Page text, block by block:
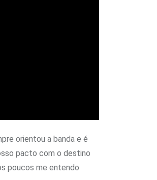
orientou a banda e é
pacto com o destino
poucos me entendo